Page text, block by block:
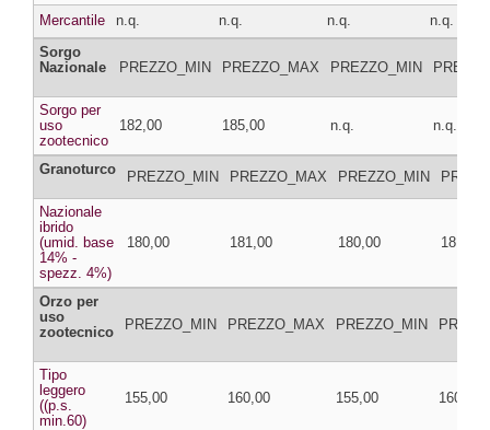
Mercantile n.q. n.q. n.q.
n.q.
Sorgo
Nazionale
PREZZO_MIN PREZZO_MAX PREZZO_MIN
Sorgo per
uso
zootecnico
182,00 185,00 n.q. n.q.
Granoturco PREZZO_MIN PREZZO_MAX PREZZO_MIN
Nazionale
ibrido
(umid. base
14% -
spezz. 4%)
180,00 181,00 180,00 181,00
Orzo per
uso
zootecnico
PREZZO_MIN PREZZO_MAX PREZZO_MIN
Tipo
leggero
((p.s.
min.60)
155,00 160,00 155,00 160,00